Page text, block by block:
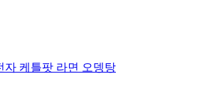
자 케틀팟 라면 오뎅탕